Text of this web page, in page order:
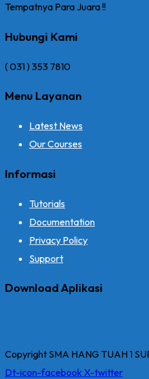
Tempatnya Para Juara !!
Hubungi Kami
( 031 ) 353 7810
Menu Layanan
Latest News
Our Courses
Informasi
Tutorials
Documentation
Privacy Policy
Support
Download Aplikasi
Copyright SMA HANG TUAH 1
Dt-icon-facebook X-twitter